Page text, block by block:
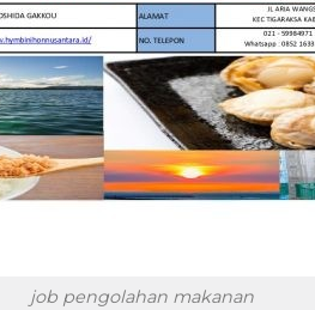
job pengolahan makanan